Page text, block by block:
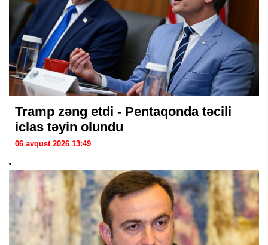
Tramp zəng etdi - Pentaqonda təcili
iclas təyin olundu
06 avqust 2026 13:49